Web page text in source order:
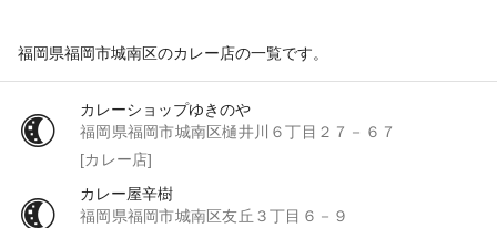
福岡県福岡市城南区のカレー店の一覧です。
カレーショップゆきのや
福岡県福岡市城南区樋井川６丁目２７－６７
[カレー店]
カレー屋辛樹
福岡県福岡市城南区友丘３丁目６－９